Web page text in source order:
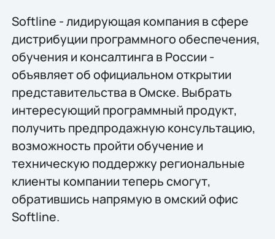
Softline - лидирующая компания в сфере
дистрибуции программного обеспечения,
обучения и консалтинга в России -
объявляет об официальном открытии
представительства в Омске. Выбрать
интересующий программный продукт,
получить предпродажную консультацию,
возможность пройти обучение и
техническую поддержку региональные
клиенты компании теперь смогут,
обратившись напрямую в омский офис
Softline.